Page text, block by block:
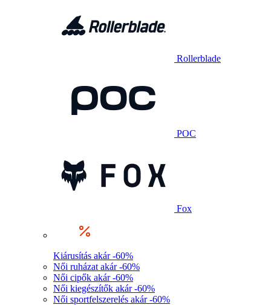
Rollerblade
POC
Fox
Kiárusítás akár -60%
Női ruházat akár -60%
Női cipők akár -60%
Női kiegészítők akár -60%
Női sportfelszerelés akár -60%